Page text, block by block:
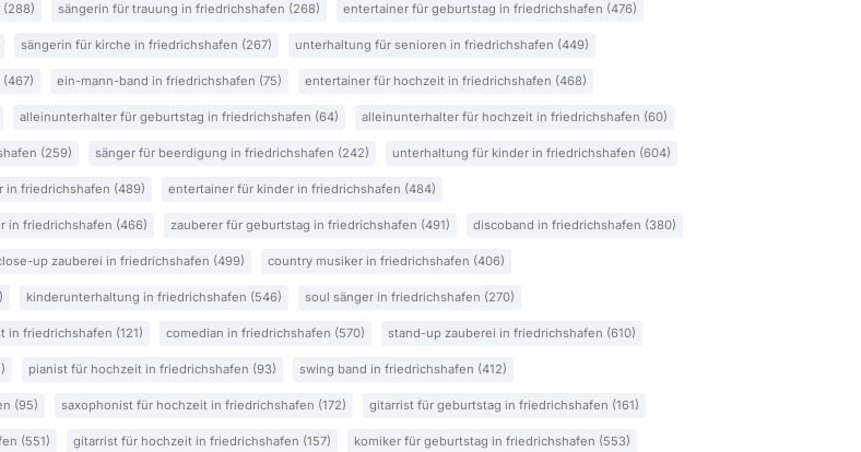
sängerin für trauung in friedrichshafen (268) entertainer für geburtstag in friedrichshafen (476)
sängerin für kirche in friedrichshafen (267) unterhaltung für senioren in friedrichshafen (449)
ein-mann-band in friedrichshafen (75) entertainer für hochzeit in friedrichshafen (468)
alleinunterhalter für geburtstag in friedrichshafen (64) alleinunterhalter für hochzeit in friedrichshafen (60)
(259) sänger für beerdigung in friedrichshafen (242) unterhaltung für kinder in friedrichshafen (604)
in friedrichshafen (489) entertainer für kinder in friedrichshafen (484)
in friedrichshafen (466) zauberer für geburtstag in friedrichshafen (491) discoband in friedrichshafen (380)
up zauberei in friedrichshafen (499) country musiker in friedrichshafen (406)
kinderunterhaltung in friedrichshafen (546) soul sänger in friedrichshafen (270)
in friedrichshafen (121) comedian in friedrichshafen (570) stand-up zauberei in friedrichshafen (610)
pianist für hochzeit in friedrichshafen (93) swing band in friedrichshafen (412)
(95) saxophonist für hochzeit in friedrichshafen (172) gitarrist für geburtstag in friedrichshafen (161)
(551) gitarrist für hochzeit in friedrichshafen (157) komiker für geburtstag in friedrichshafen (553)